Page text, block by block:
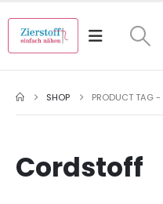
SHOP PRODUCT TAG -
Cordstoff